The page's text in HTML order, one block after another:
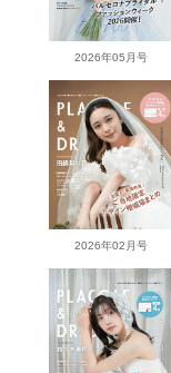
2026年05月号
2026年02月号